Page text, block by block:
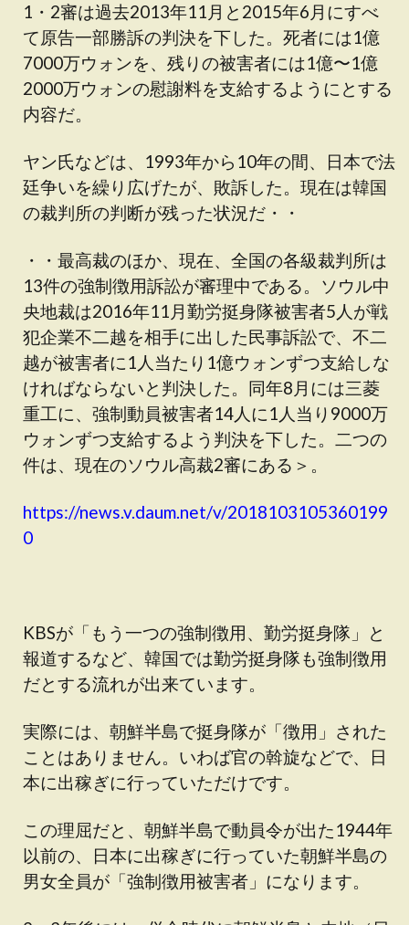
1・2審は過去2013年11月と2015年6月にすべ
て原告一部勝訴の判決を下した。死者には1億
7000万ウォンを、残りの被害者には1億〜1億
2000万ウォンの慰謝料を支給するようにとする
内容だ。
ヤン氏などは、1993年から10年の間、日本で法
廷争いを繰り広げたが、敗訴した。現在は韓国
の裁判所の判断が残った状況だ・・
・・最高裁のほか、現在、全国の各級裁判所は
13件の強制徴用訴訟が審理中である。ソウル中
央地裁は2016年11月勤労挺身隊被害者5人が戦
犯企業不二越を相手に出した民事訴訟で、不二
越が被害者に1人当たり1億ウォンずつ支給しな
ければならないと判決した。同年8月には三菱
重工に、強制動員被害者14人に1人当り9000万
ウォンずつ支給するよう判決を下した。二つの
件は、現在のソウル高裁2審にある＞。
https://news.v.daum.net/v/2018103105360199
0
KBSが「もう一つの強制徴用、勤労挺身隊」と
報道するなど、韓国では勤労挺身隊も強制徴用
だとする流れが出来ています。
実際には、朝鮮半島で挺身隊が「徴用」された
ことはありません。いわば官の斡旋などで、日
本に出稼ぎに行っていただけです。
この理屈だと、朝鮮半島で動員令が出た1944年
以前の、日本に出稼ぎに行っていた朝鮮半島の
男女全員が「強制徴用被害者」になります。